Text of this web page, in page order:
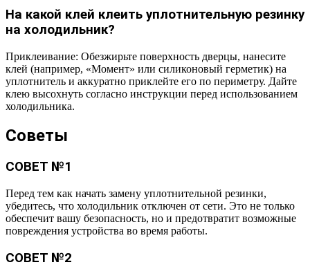
На какой клей клеить уплотнительную резинку
на холодильник?
Приклеивание: Обезжирьте поверхность дверцы, нанесите
клей (например, «Момент» или силиконовый герметик) на
уплотнитель и аккуратно приклейте его по периметру. Дайте
клею высохнуть согласно инструкции перед использованием
холодильника.
Советы
СОВЕТ №1
Перед тем как начать замену уплотнительной резинки,
убедитесь, что холодильник отключен от сети. Это не только
обеспечит вашу безопасность, но и предотвратит возможные
повреждения устройства во время работы.
СОВЕТ №2